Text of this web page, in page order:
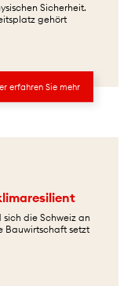
Sicherheit.
gehört
erfahren Sie mehr
die Schweiz an
Bauwirtschaft setzt